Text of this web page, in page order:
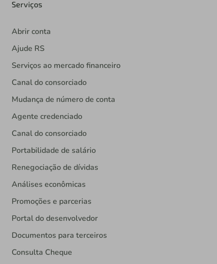
Serviços
Abrir conta
Ajude RS
Serviços ao mercado financeiro
Canal do consorciado
Mudança de número de conta
Agente credenciado
Canal do consorciado
Portabilidade de salário
Renegociação de dívidas
Análises econômicas
Promoções e parcerias
Portal do desenvolvedor
Documentos para terceiros
Consulta Cheque